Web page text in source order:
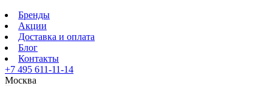
Бренды
Акции
Доставка и оплата
Блог
Контакты
+7 495 611-11-14
Москва